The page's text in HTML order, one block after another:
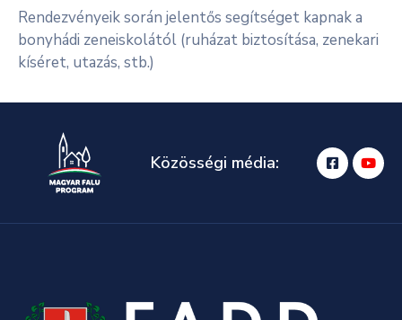
Rendezvényeik során jelentős segítséget kapnak a
bonyhádi zeneiskolától (ruházat biztosítása, zenekari
kíséret, utazás, stb.)
Közösségi média: